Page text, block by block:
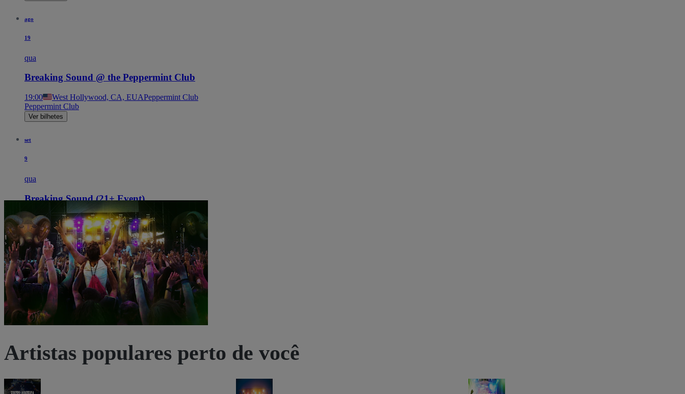
ago
19
qua
Breaking Sound @ the Peppermint Club
19:00 West Hollywood, CA, EUAPeppermint Club
Peppermint Club
Ver bilhetes
set
9
qua
Breaking Sound (21+ Event)
19:00 West Hollywood, CA, EUAPeppermint Club
Peppermint Club
Ver bilhetes
Artistas populares perto de você